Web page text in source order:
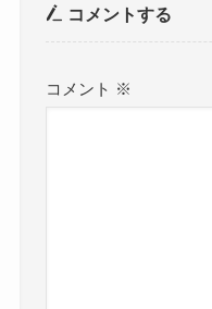
コメントする
コメント ※